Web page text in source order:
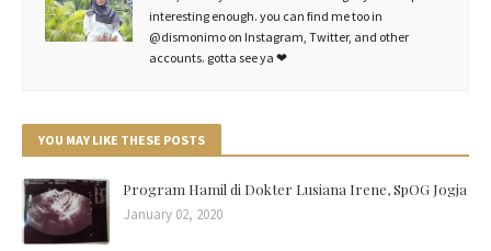
interesting enough. you can find me too in
@dismonimo on Instagram, Twitter, and other
accounts. gotta see ya ❤
YOU MAY LIKE THESE POSTS
Program Hamil di Dokter Lusiana Irene, SpOG Jogja
January 02, 2020